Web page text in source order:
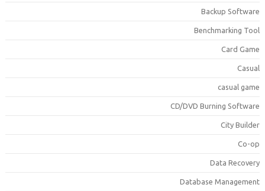
Backup
Benchmarking
Card
casual
CD/DVD Burning
City
Co-
Data
Database